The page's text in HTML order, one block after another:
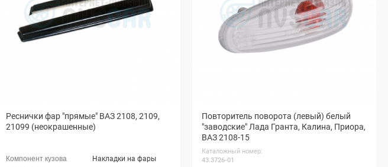
Реснички фар "прямые" ВАЗ 2108, 2109,
21099 (неокрашенные)
Накладки на фары
Повторитель поворота (левый) белый
"заводские" Лада Гранта, Калина, Приора,
ВАЗ 2108-15
Каталожный номер:
43.3726-01